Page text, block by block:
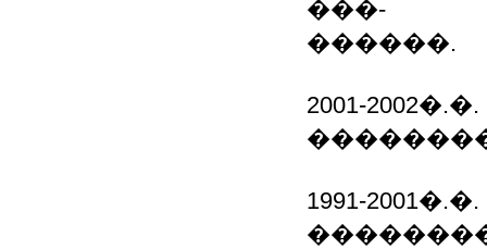
���-
������.
2001-
1991-